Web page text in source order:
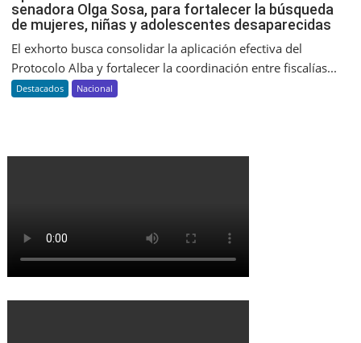
senadora Olga Sosa, para fortalecer la búsqueda
de mujeres, niñas y adolescentes desaparecidas
El exhorto busca consolidar la aplicación efectiva del
Protocolo Alba y fortalecer la coordinación entre fiscalías...
Destacados Nacional